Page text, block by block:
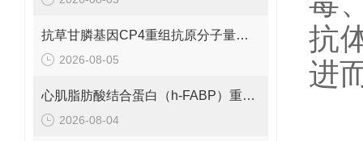
抗草甘膦基因CP4重组抗原分子量是多少呢？
2026-08-05
心肌脂肪酸结合蛋白（h-FABP）重组蛋白的分子量是多少呢？
2026-08-04
抗
进